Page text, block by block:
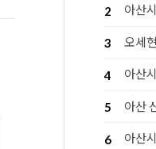
2 아산시
3 오세현
4 아산시-
5 아산 신
6 아산시